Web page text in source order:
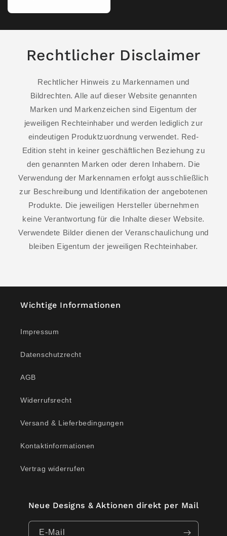
Rechtlicher Disclaimer
Rechtlicher Hinweis zu Markennamen und
Bildrechten. Alle auf dieser Website genannten
Marken und Markenzeichen sind Eigentum der
jeweiligen Rechteinhaber und werden lediglich zur
eindeutigen Produktzuordnung verwendet. Red-
Edition steht in keiner geschäftlichen Beziehung zu
den genannten Marken oder deren Inhabern. Die
Verwendung der Markennamen erfolgt ausschließlich
zur Beschreibung und Identifikation der angebotenen
Produkte. Die jeweiligen Hersteller übernehmen
keine Verantwortung für die Inhalte dieser Website.
Verwendete Bilder dienen der Veranschaulichung und
bleiben Eigentum der jeweiligen Rechteinhaber.
Wichtige Informationen
Impressum
Datenschutzrecht
AGB
Widerrufsrecht
Versand & Lieferbedingungen
Kontaktinformationen
Vertrag widerrufen
Neue Designs & Aktionen direkt per Mail
E-Mail